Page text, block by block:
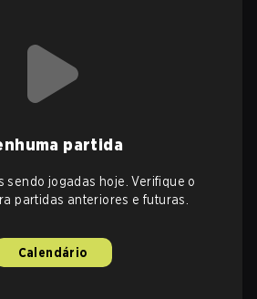
partida
sendo jogadas hoje. Verifique o
partidas anteriores e futuras.
Calendário